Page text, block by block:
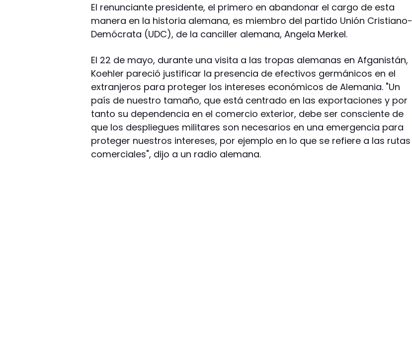
El renunciante presidente, el primero en abandonar el cargo de esta
manera en la historia alemana, es miembro del partido Unión Cristiano-
Demócrata (UDC), de la canciller alemana, Angela Merkel.
El 22 de mayo, durante una visita a las tropas alemanas en Afganistán,
Koehler pareció justificar la presencia de efectivos germánicos en el
extranjeros para proteger los intereses económicos de Alemania. "Un
país de nuestro tamaño, que está centrado en las exportaciones y por
tanto su dependencia en el comercio exterior, debe ser consciente de
que los despliegues militares son necesarios en una emergencia para
proteger nuestros intereses, por ejemplo en lo que se refiere a las rutas
comerciales", dijo a un radio alemana.